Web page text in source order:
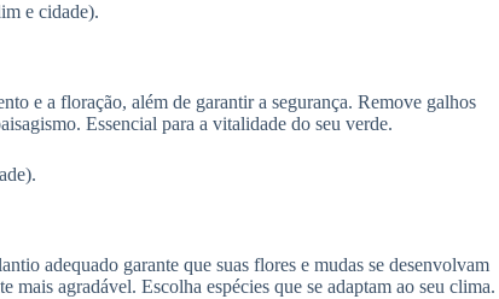
e cidade).
e a floração, além de garantir a segurança. Remove galhos
Essencial para a vitalidade do seu verde.
adequado garante que suas flores e mudas se desenvolvam
agradável. Escolha espécies que se adaptam ao seu clima.